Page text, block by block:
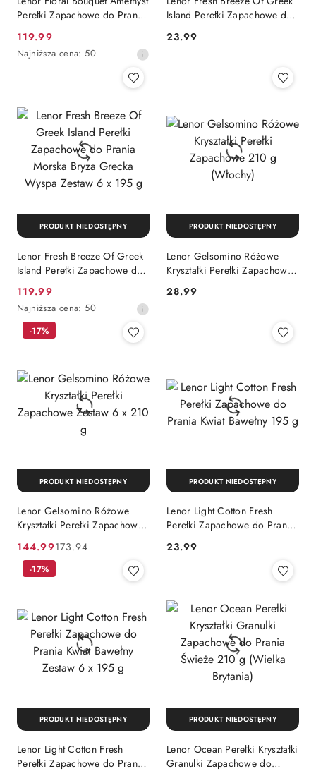
Perełki Zapachowe do Prania
Cena
promocyjna:
119.99
Najniższa
przed
obniżką
Najniższa cena: 50
Island Perełki Zapachowe do
Wyspa 195 g
Cena:
23.99
Lenor Fresh Breeze Of Greek
Island Perełki Zapachowe do
Wyspa Zestaw 6 x 195 g
Cena
promocyjna:
119.99
Najniższa
cena
przed
obniżką
Najniższa cena: 50
PRODUKT NIEDOSTĘPNY
Lenor Gelsomino Różowe
Kryształki Perełki Zapachowe
Cena:
28.99
PRODUKT NIEDOSTĘPNY
Lenor Gelsomino Różowe
Kryształki Perełki Zapachowe
Cena
promocyjna:
144.99
Cena
przed
promocją:
173.94
-17%
PRODUKT NIEDOSTĘPNY
Lenor Light Cotton Fresh
Perełki Zapachowe do Prania
Cena:
23.99
PRODUKT NIEDOSTĘPNY
Lenor Light Cotton Fresh
Perełki Zapachowe do Prania
-17%
PRODUKT NIEDOSTĘPNY
Lenor Ocean Perełki Kryształki
Granulki Zapachowe do
PRODUKT NIEDOSTĘPNY